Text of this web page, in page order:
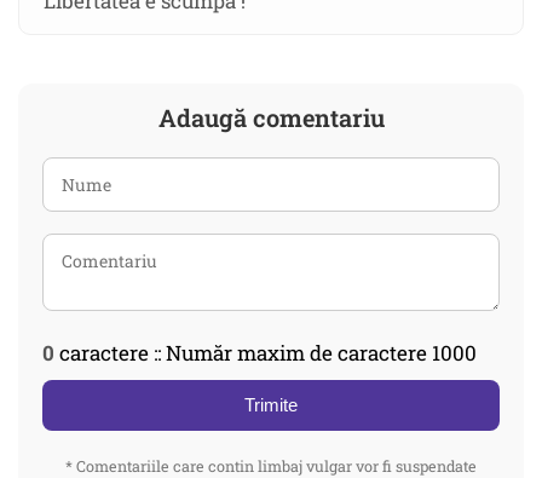
Adaugă comentariu
0 caractere :: Număr maxim de caractere 1000
Trimite
* Comentariile care contin limbaj vulgar vor fi suspendate